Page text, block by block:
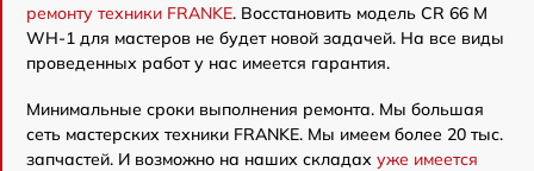
ремонту техники FRANKE. Восстановить модель CR 66 M
WH-1 для мастеров не будет новой задачей. На все виды
проведенных работ у нас имеется гарантия.
Минимальные сроки выполнения ремонта. Мы большая
сеть мастерских техники FRANKE. Мы имеем более 20 тыс.
запчастей. И возможно на наших складах уже имеется